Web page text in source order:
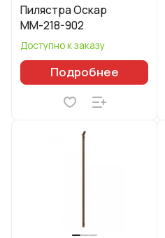
Пилястра Оскар
ММ-218-902
Доступно к заказу
Подробнее